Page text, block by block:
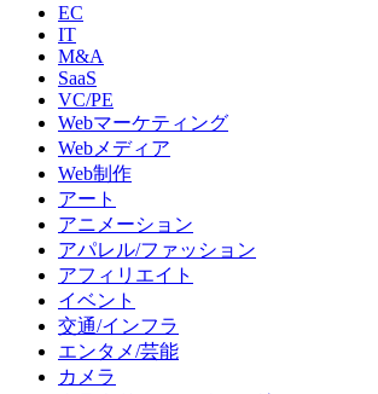
EC
IT
M&A
SaaS
VC/PE
Webマーケティング
Webメディア
Web制作
アート
アニメーション
アパレル/ファッション
アフィリエイト
イベント
交通/インフラ
エンタメ/芸能
カメラ